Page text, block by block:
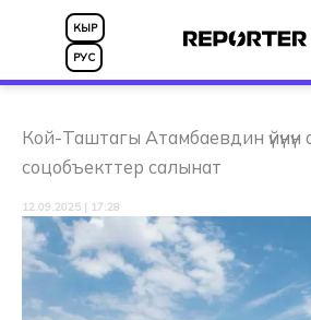
КЫР
РУС
Кой-Таштагы Атамбаевдин үйүнүн
соцобъекттер салынат
12.09.2025 | 17:28